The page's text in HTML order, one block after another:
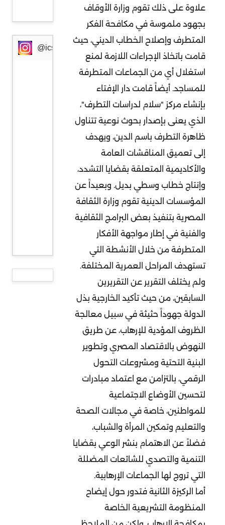
علاوة على ذلك تقوم وزارة الأوقاف
بجهود ملموسة في مكافحة الفكر
المتطرف وإصلاح الخطاب الديني، حيث
قامت باتخاذ الإجراءات اللازمة لمنع
استغلال أي من الجماعات المتطرفة
للمساجد. أيضاً قامت دار الإفتاء
بإنشاء مركز "سلام لدراسات التطرف"،
الذي يعنى بإصدار بحوث نوعية تتناول
ظاهرة التطرف باسم الدين، ويهدف
إلى تعميق المناقشات العامة
والأكاديمية المتعلقة بقضايا التشدد،
وإنتاج خطاب وسطي بديل. وبعيداً عن
المؤسسات الدينية تقوم وزارة الثقافة
المصرية بتنفيذ بعض البرامج الثقافية
والفنية في إطار مواجهة الأفكار
المتطرفة من خلال الأنشطة التي
تستهدف المراحل العمرية المختلفة.
ولم يختلف التقرير عن التقريرين
السابقين، من حيث تأكيد الخارجية بذل
الدولة جهوداً حثيثة في سبيل معالجة
الظروف المؤدية للإرهاب، عن طريق
النهوض بالاقتصاد المصري وتطوير
البنية التحتية ومشروعات التحول
الرقمي، بالتزامن مع اعتماد مبادرات
لتحسين الأوضاع الاجتماعية
للمواطنين، خاصة في مجالات الصحة
والتعليم وتمكين المرأة والشباب،
فضلاً عن الاهتمام بنشر الوعي بقضايا
التنمية والتصدي للشائعات المضللة
التي تروج لها الجماعات الإرهابية.
أما الركيزة الثانية فتدور حول إيضاح
المنظومة التشريعية الخاصة
خطير
@icssresearch